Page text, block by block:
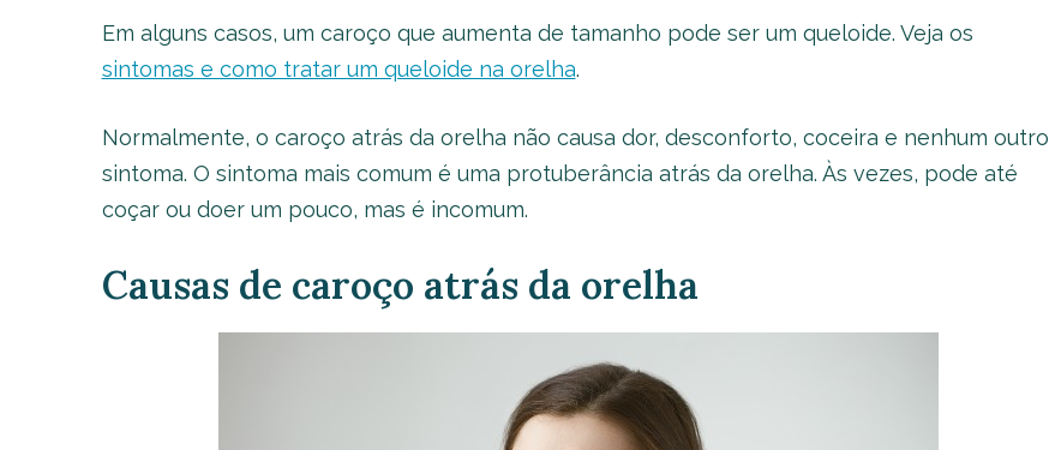
Em alguns casos, um caroço que aumenta de tamanho pode ser um queloide. Veja os
sintomas e como tratar um queloide na orelha.
Normalmente, o caroço atrás da orelha não causa dor, desconforto, coceira e nenhum outro
sintoma. O sintoma mais comum é uma protuberância atrás da orelha. Às vezes, pode até
coçar ou doer um pouco, mas é incomum.
Causas de caroço atrás da orelha